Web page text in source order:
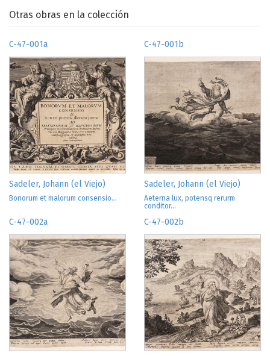
Otras obras en la colección
C-47-001a
Sadeler, Johann (el Viejo)
Bonorum et malorum consensio...
C-47-001b
Sadeler, Johann (el Viejo)
Aeterna lux, potensq rerurm
conditor...
C-47-002a C-47-002b